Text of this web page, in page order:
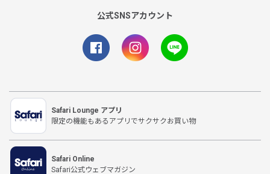
公式SNSアカウント
Safari Lounge アプリ
限定の機能もあるアプリでサクサクお買い物
Safari Online
Safari公式ウェブマガジン